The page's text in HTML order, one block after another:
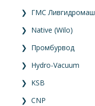
❯ ГМС Ливгидромаш
❯ Native (Wilo)
❯ Промбурвод
❯ Hydro-Vacuum
❯ KSB
❯ CNP